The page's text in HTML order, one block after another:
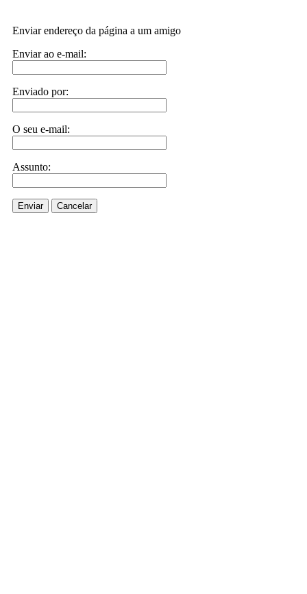
Enviar endereço da página a um amigo
Enviar ao e-mail:
Enviado por:
O seu e-mail:
Assunto:
Enviar Cancelar